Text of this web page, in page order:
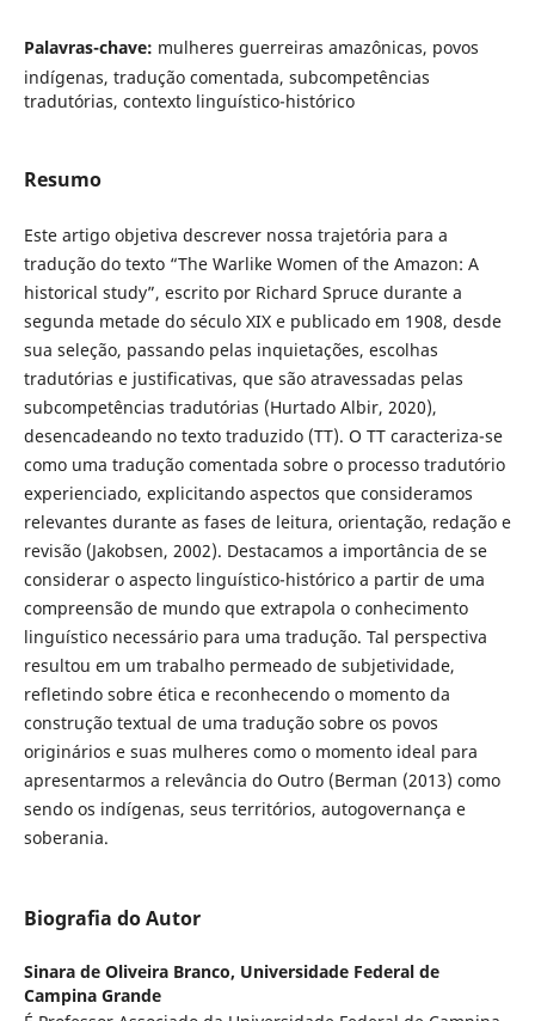
Palavras-chave: mulheres guerreiras amazônicas, povos
indígenas, tradução comentada, subcompetências
tradutórias, contexto linguístico-histórico
Resumo
Este artigo objetiva descrever nossa trajetória para a
tradução do texto “The Warlike Women of the Amazon: A
historical study”, escrito por Richard Spruce durante a
segunda metade do século XIX e publicado em 1908, desde
sua seleção, passando pelas inquietações, escolhas
tradutórias e justificativas, que são atravessadas pelas
subcompetências tradutórias (Hurtado Albir, 2020),
desencadeando no texto traduzido (TT). O TT caracteriza-se
como uma tradução comentada sobre o processo tradutório
experienciado, explicitando aspectos que consideramos
relevantes durante as fases de leitura, orientação, redação e
revisão (Jakobsen, 2002). Destacamos a importância de se
considerar o aspecto linguístico-histórico a partir de uma
compreensão de mundo que extrapola o conhecimento
linguístico necessário para uma tradução. Tal perspectiva
resultou em um trabalho permeado de subjetividade,
refletindo sobre ética e reconhecendo o momento da
construção textual de uma tradução sobre os povos
originários e suas mulheres como o momento ideal para
apresentarmos a relevância do Outro (Berman (2013) como
sendo os indígenas, seus territórios, autogovernança e
soberania.
Biografia do Autor
Sinara de Oliveira Branco, Universidade Federal de
Campina Grande